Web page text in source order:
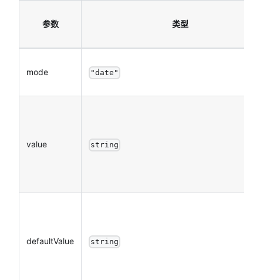
参数 类型
mode "date"
value string
defaultValue string